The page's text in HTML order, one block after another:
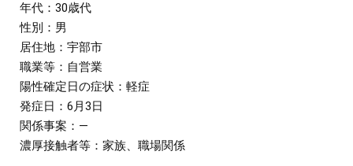
年代：30歳代
性別：男
居住地：宇部市
職業等：自営業
陽性確定日の症状：軽症
発症日：6月3日
関係事案：―
濃厚接触者等：家族、職場関係